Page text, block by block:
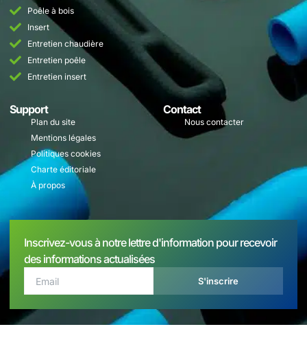
Poêle à bois
Insert
Entretien chaudière
Entretien poêle
Entretien insert
Support
Plan du site
Mentions légales
Politiques cookies
Charte éditoriale
À propos
Contact
Nous contacter
Inscrivez-vous à notre lettre d'information pour recevoir
des informations actualisées
S'inscrire